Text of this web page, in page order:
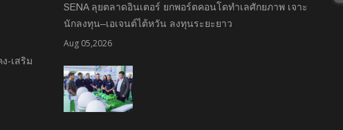
-เสริม
SENA ลุยตลาดอินเตอร์ ยกพอร์ตคอนโดทำเลศักยภาพ เจาะ
นักลงทุน–เอเจนต์ไต้หวัน ลงทุนระยะยาว
Aug 05,2026